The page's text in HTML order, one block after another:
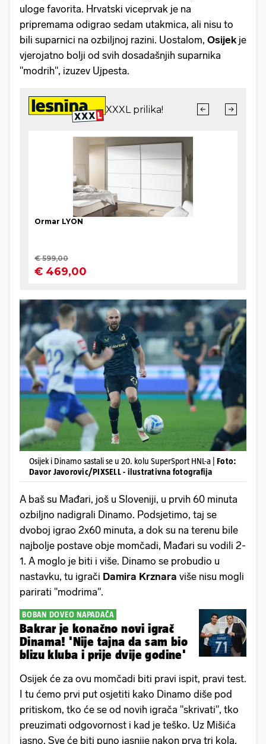
uloge favorita. Hrvatski viceprvak je na
pripremama odigrao sedam utakmica, ali nisu to
bili suparnici na ozbiljnoj razini. Uostalom, Osijek je
vjerojatno bolji od svih dosadašnjih suparnika
"modrih", izuzev Ujpesta.
Osijek i Dinamo sastali se u 20. kolu SuperSport HNL-a | Foto:
Davor Javorovic/PIXSELL - ilustrativna fotografija
A baš su Mađari, još u Sloveniji, u prvih 60 minuta
ozbiljno nadigrali Dinamo. Podsjetimo, taj se
dvoboj igrao 2x60 minuta, a dok su na terenu bile
najbolje postave obje momčadi, Mađari su vodili 2-
1. A moglo je biti i više. Dinamo se probudio u
nastavku, tu igrači Damira Krznara više nisu mogli
parirati "modrima".
BOBAN DOVEO NAPADAČA
Bakrar je konačno novi igrač
Dinama! 'Nije tajna da sam bio
blizu kluba i prije dvije godine'
Osijek će za ovu momčadi biti pravi ispit, pravi test.
I tu ćemo prvi put osjetiti kako Dinamo diše pod
pritiskom, tko će se od novih igrača "skrivati", tko
preuzimati odgovornost i kad je teško. Uz Mišića
jasno. Sve će biti puno jasnije nakon prva tri kola,